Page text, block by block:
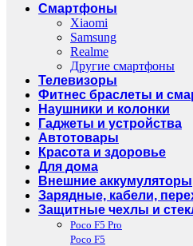
Смартфоны
Xiaomi
Samsung
Realme
Другие смартфоны
Телевизоры
Фитнес браслеты и
Наушники и колонки
Гаджеты и устройства
Автотовары
Красота и здоровье
Для дома
Внешние аккумуляторы
Зарядные, кабели,
Защитные чехлы и
Poco F5 Pro
Poco F5